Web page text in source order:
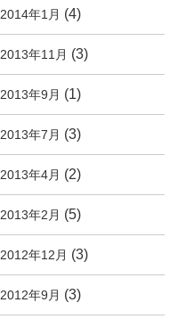
2014年1月 (4)
2013年11月 (3)
2013年9月 (1)
2013年7月 (3)
2013年4月 (2)
2013年2月 (5)
2012年12月 (3)
2012年9月 (3)